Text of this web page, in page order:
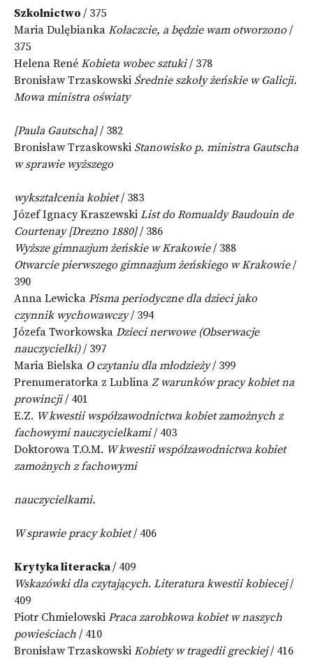
Szkolnictwo / 375
Maria Dulębianka Kołaczcie, a będzie wam otworzono/
375
Helena René Kobieta wobec sztuki/ 378
Bronisław Trzaskowski Średnie szkoły żeńskie w Galicji.
Mowa ministra oświaty
[Paula Gautscha]/ 382
Bronisław Trzaskowski Stanowisko p. ministra Gautscha
w sprawie wyższego
wykształcenia kobiet/ 383
Józef Ignacy Kraszewski List do Romualdy Baudouin de
Courtenay [Drezno 1880]/ 386
Wyższe gimnazjum żeńskie w Krakowie/ 388
Otwarcie pierwszego gimnazjum żeńskiego w Krakowie/
390
Anna Lewicka Pisma periodyczne dla dzieci jako
czynnik wychowawczy/ 394
Józefa Tworkowska Dzieci nerwowe (Obserwacje
nauczycielki)/ 397
Maria Bielska O czytaniu dla młodzieży/ 399
Prenumeratorka z Lublina Z warunków pracy kobiet na
prowincji/ 401
E.Z. W kwestii współzawodnictwa kobiet zamożnych z
fachowymi nauczycielkami/ 403
Doktorowa T.O.M. W kwestii współzawodnictwa kobiet
zamożnych z fachowymi
nauczycielkami.
W sprawie pracy kobiet/ 406
Krytyka literacka/ 409
Wskazówki dla czytających. Literatura kwestii kobiecej/
409
Piotr Chmielowski Praca zarobkowa kobiet w naszych
powieściach / 410
Bronisław Trzaskowski Kobiety w tragedii greckiej/ 416